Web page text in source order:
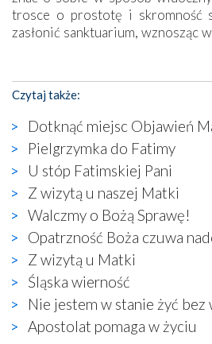
trosce o prostotę i skromność
zasłonić sanktuarium, wznosząc
katolickiego kultu. Tylko
autentyczną wiarą mogą mieć
kaplice, w których
skrzynkę na narzędzia? Albo co
tuż przy nowej bazylice
zamiast Chrystusa umieszczono
wyjętą ze starożytnych
kontekście naszych czasów to
wizerunek Zbawiciela…
Zatem nawet w bezpośrednim
naocznie przekonaliśmy się, że
się ogromna walka o kształt
wierzących. Do czego to
widzieliśmy w urokliwym,
gdzie w miejscu dawnego
księgarnia.
Czytaj także:
Dotknąć miejsc Objawień
Pielgrzymka do Fatimy
U stóp Fatimskiej Pani
Z wizytą u naszej Matki
Walczmy o Bożą Sprawę!
Opatrzność Boża czuwa
Z wizytą u Matki
Śląska wierność
Nie jestem w stanie żyć bez
Apostolat pomaga w życiu